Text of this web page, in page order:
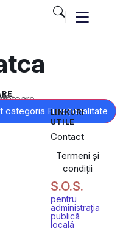
categoria Funcționalitate
LINKURI
UTILE
Contact
Termeni și
condiții
S.O.S.
pentru
administrația
publică
locală